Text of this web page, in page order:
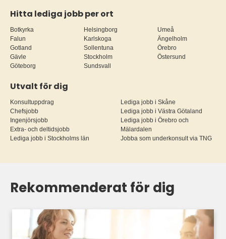
Hitta lediga jobb per ort
Botkyrka
Falun
Gotland
Gävle
Göteborg
Helsingborg
Karlskoga
Sollentuna
Stockholm
Sundsvall
Umeå
Ängelholm
Örebro
Östersund
Utvalt för dig
Konsultuppdrag
Chefsjobb
Ingenjörsjobb
Extra- och deltidsjobb
Lediga jobb i Stockholms län
Lediga jobb i Skåne
Lediga jobb i Västra Götaland
Lediga jobb i Örebro och
Mälardalen
Jobba som underkonsult via TNG
Rekommenderat för dig